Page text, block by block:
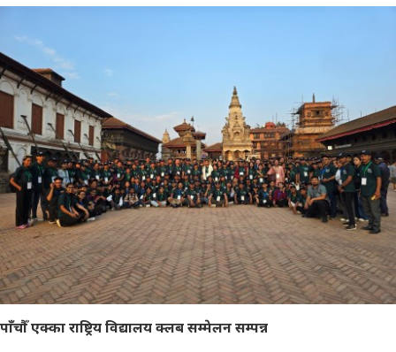
पाँचौँ एक्का राष्ट्रिय विद्यालय क्लब सम्मेलन सम्पन्न